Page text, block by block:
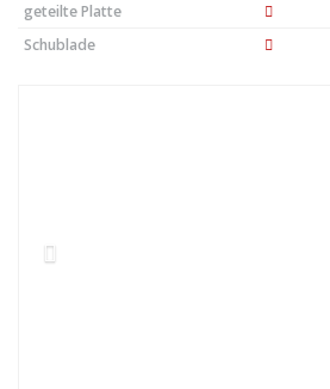
geteilte Platte
Schublade